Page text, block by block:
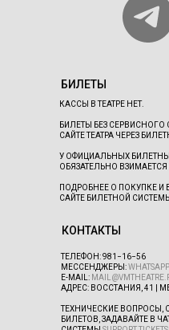
КАССЫ В ТЕАТРЕ НЕТ.
БИЛЕТЫ БЕЗ
САЙТЕ ТЕАТРА ЧЕРЕЗ
У ОФИЦИАЛЬНЫХ
ОБЯЗАТЕЛЬНО ВЗИМАЕТСЯ
ПОДРОБНЕЕ О ПОКУПКЕ И
САЙТЕ БИЛЕТНОЙ
ТЕЛЕФОН:981−16−56
МЕССЕНДЖЕРЫ:WHATSAPP
E-MAIL:
АДРЕС: ВОССТАНИЯ, 41 |
ТЕХНИЧЕСКИЕ ВОПРОСЫ,
БИЛЕТОВ, ЗАДАВАЙТЕ В
КОНТАКТЫ
БИЛЕТЫ